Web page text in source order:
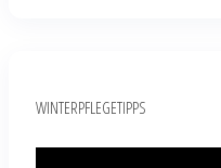
WINTERPFLEGETIPPS